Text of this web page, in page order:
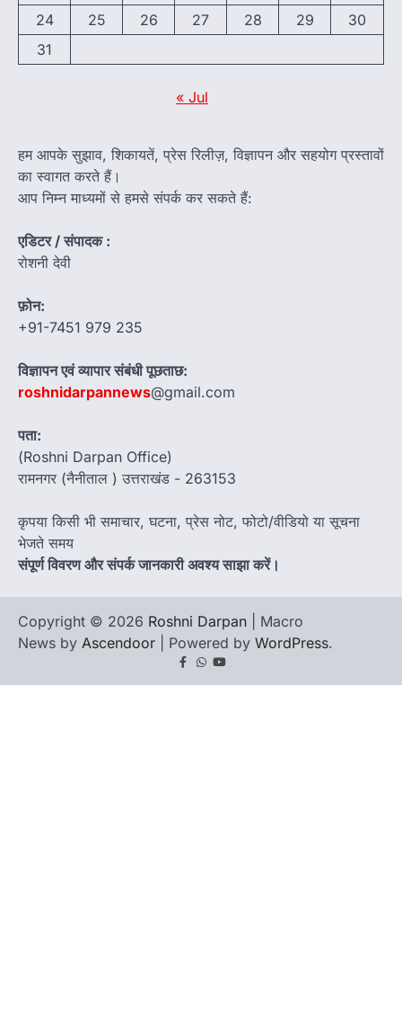
24
25 26 27 28 29
30
31
« Jul
हम आपके सुझाव, शिकायतें, प्रेस रिलीज़, विज्ञापन और सहयोग प्रस्तावों
का स्वागत करते हैं।
आप निम्न माध्यमों से हमसे संपर्क कर सकते हैं:
एडिटर / संपादक :
रोशनी देवी
फ़ोन:
+91-7451 979 235
विज्ञापन एवं व्यापार संबंधी पूछताछ:
roshnidarpannews@gmail.com
पता:
(Roshni Darpan Office)
रामनगर (नैनीताल ) उत्तराखंड - 263153
कृपया किसी भी समाचार, घटना, प्रेस नोट, फोटो/वीडियो या सूचना
भेजते समय
संपूर्ण विवरण और संपर्क जानकारी अवश्य साझा करें।
Copyright © 2026 Roshni Darpan | Macro
News by Ascendoor | Powered by WordPress.
Facebook
Whatsapp
youtube